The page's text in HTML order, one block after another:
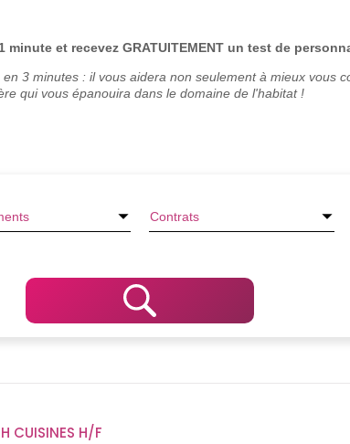
et recevez GRATUITEMENT un test de
3 minutes : ilvous aidera non seulement à mieux vous
qui vous épanouira dans le domaine de l'habitat !
H/F